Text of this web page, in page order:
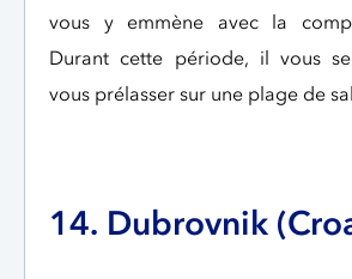
vous y emmène avec la
Durant cette période, il vous
vous prélasser sur une plage de
14. Dubrovnik